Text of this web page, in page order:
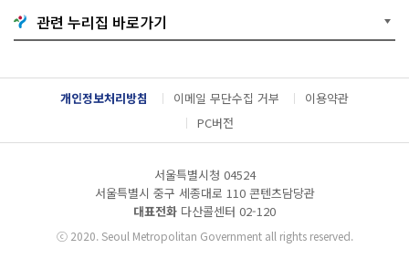
기
G
o
g
l
e
e
서
다
운
관련 누리집 바로가기
개인정보처리방침 이메일 무단수집 거부
이용약관
PC버전
서울특별시청 04524
서울특별시 중구 세종대로 110 콘텐츠담당관
대표전화 다산콜센터 02-120
ⓒ2020. Seoul Metropolitan Government all rights reserved.